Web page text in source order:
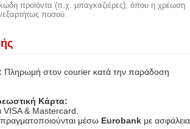
προϊόντα (π.χ. μπαγκαζιέρες), όπου η χρέωση
ποσού.
Πληρωμή στον courier κατά την παράδοση
Κάρτα:
VISA & Mastercard.
μέσω Eurobank με ασφάλεια